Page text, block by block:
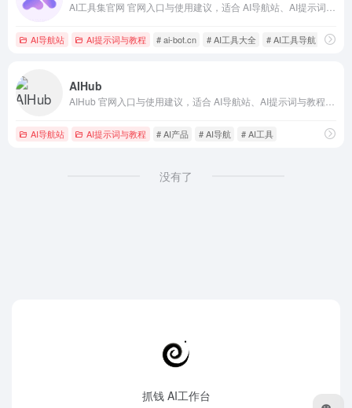
AI导航站 AI提示词与教程 # ai-bot.cn # AI工具大全 # AI工具导航
AIHub
AI导航站 AI提示词与教程 # AI产品 # AI导航 # AI工具
没有了
抓钱 AI工作台